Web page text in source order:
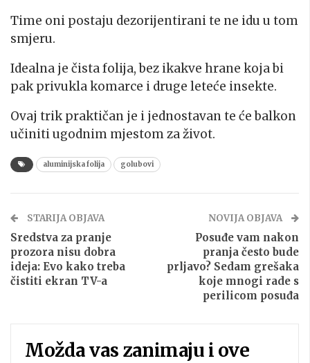
Time oni postaju dezorijentirani te ne idu u tom
smjeru.
Idealna je čista folija, bez ikakve hrane koja bi
pak privukla komarce i druge leteće insekte.
Ovaj trik praktičan je i jednostavan te će balkon
učiniti ugodnim mjestom za život.
aluminijska folija golubovi
STARIJA OBJAVA
Sredstva za pranje
prozora nisu dobra
ideja: Evo kako treba
čistiti ekran TV-a
NOVIJA OBJAVA
Posuđe vam nakon
pranja često bude
prljavo? Sedam grešaka
koje mnogi rade s
perilicom posuđa
Možda vas zanimaju i ove